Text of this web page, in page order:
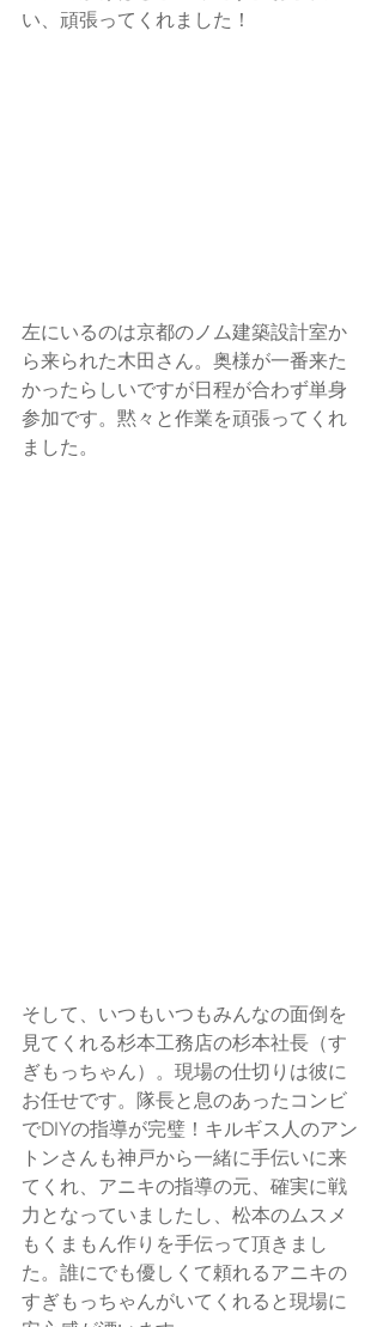
い、頑張ってくれました！
左にいるのは京都のノム建築設計室か
ら来られた木田さん。奥様が一番来た
かったらしいですが日程が合わず単身
参加です。黙々と作業を頑張ってくれ
ました。
そして、いつもいつもみんなの面倒を
見てくれる杉本工務店の杉本社長（す
ぎもっちゃん）。現場の仕切りは彼に
お任せです。隊長と息のあったコンビ
でDIYの指導が完璧！キルギス人のアン
トンさんも神戸から一緒に手伝いに来
てくれ、アニキの指導の元、確実に戦
力となっていましたし、松本のムスメ
もくまもん作りを手伝って頂きまし
た。誰にでも優しくて頼れるアニキの
すぎもっちゃんがいてくれると現場に